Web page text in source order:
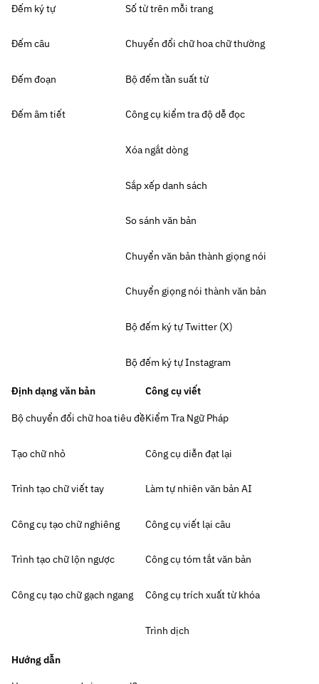
Đếm ký tự
Đếm câu
Đếm đoạn
Đếm âm tiết
Số từ trên mỗi trang
Chuyển đổi chữ hoa chữ thường
Bộ đếm tần suất từ
Công cụ kiểm tra độ dễ đọc
Xóa ngắt dòng
Sắp xếp danh sách
So sánh văn bản
Chuyển văn bản thành giọng nói
Chuyển giọng nói thành văn bản
Bộ đếm ký tự Twitter (X)
Bộ đếm ký tự Instagram
Định dạng văn bản
Bộ chuyển đổi chữ hoa tiêu đề
Tạo chữ nhỏ
Trình tạo chữ viết tay
Công cụ tạo chữ nghiêng
Trình tạo chữ lộn ngược
Công cụ tạo chữ gạch ngang
Công cụ viết
Kiểm Tra Ngữ Pháp
Công cụ diễn đạt lại
Làm tự nhiên văn bản AI
Công cụ viết lại câu
Công cụ tóm tắt văn bản
Công cụ trích xuất từ khóa
Trình dịch
Hướng dẫn